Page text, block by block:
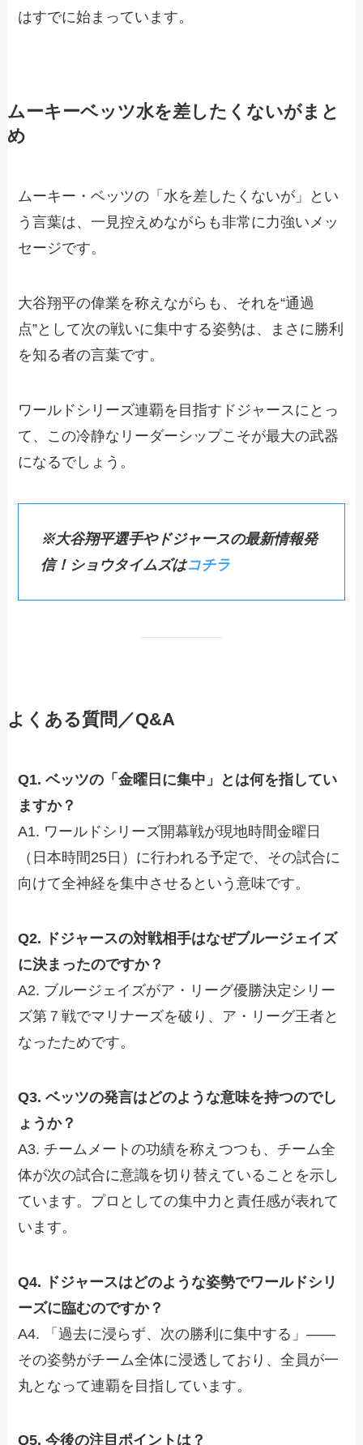
はすでに始まっています。
ムーキーベッツ水を差したくないがまと
め
ムーキー・ベッツの「水を差したくないが」とい
う言葉は、一見控えめながらも非常に力強いメッ
セージです。
大谷翔平の偉業を称えながらも、それを“通過
点”として次の戦いに集中する姿勢は、まさに勝利
を知る者の言葉です。
ワールドシリーズ連覇を目指すドジャースにとっ
て、この冷静なリーダーシップこそが最大の武器
になるでしょう。
※大谷翔平選手やドジャースの最新情報発
信！ショウタイムズはコチラ
よくある質問／Q&A
Q1. ベッツの「金曜日に集中」とは何を指してい
ますか？
A1. ワールドシリーズ開幕戦が現地時間金曜日
（日本時間25日）に行われる予定で、その試合に
向けて全神経を集中させるという意味です。
Q2. ドジャースの対戦相手はなぜブルージェイズ
に決まったのですか？
A2. ブルージェイズがア・リーグ優勝決定シリー
ズ第７戦でマリナーズを破り、ア・リーグ王者と
なったためです。
Q3. ベッツの発言はどのような意味を持つのでし
ょうか？
A3. チームメートの功績を称えつつも、チーム全
体が次の試合に意識を切り替えていることを示し
ています。プロとしての集中力と責任感が表れて
います。
Q4. ドジャースはどのような姿勢でワールドシリ
ーズに臨むのですか？
A4. 「過去に浸らず、次の勝利に集中する」——
その姿勢がチーム全体に浸透しており、全員が一
丸となって連覇を目指しています。
Q5. 今後の注目ポイントは？